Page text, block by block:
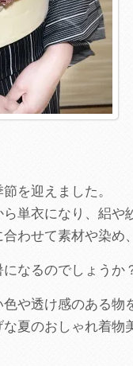
を迎えました。
単衣になり、絽や
合わせて素材や染め
なるのでしょうか
や透け感のある物
な夏のおしゃれ着物